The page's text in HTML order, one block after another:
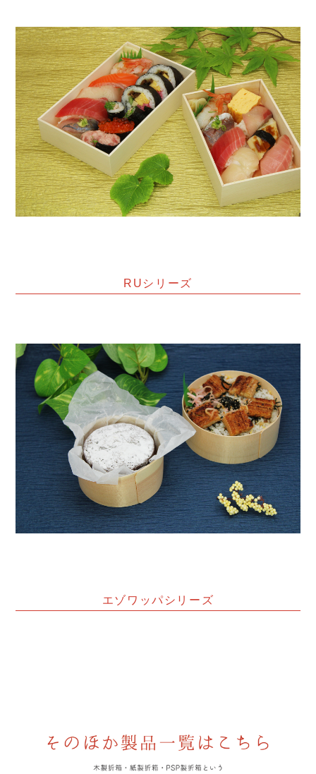
RUシリーズ
エゾワッパシリーズ